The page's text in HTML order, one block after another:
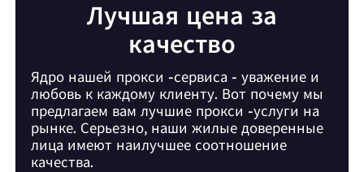
Лучшая цена за
качество
Ядро нашей прокси -сервиса - уважение и
любовь к каждому клиенту. Вот почему мы
предлагаем вам лучшие прокси -услуги на
рынке. Серьезно, наши жилые доверенные
лица имеют наилучшее соотношение
качества.